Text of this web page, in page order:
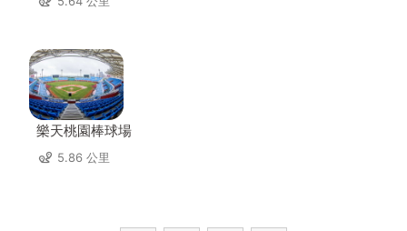
樂天桃園棒球場
5.86 公里